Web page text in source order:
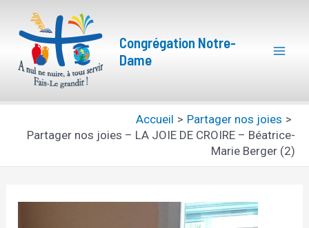
contenu
Congrégation Notre-
Dame
Accueil
Partager nos joies
Partager nos joies – LA JOIE DE CROIRE – Béatrice-
Marie Berger (2)
Navigation
des
articles